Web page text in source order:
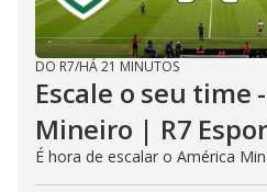
DO R7/HÁ 21 MINUTOS
Escale o seu time
Mineiro | R7
É hora de escalar o América